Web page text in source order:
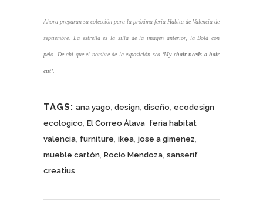
Ahora preparan su colección para la próxima feria Habita de Valencia de
septiembre. La estrella es la silla de la imagen anterior, la Bold con
pelo. De ahí que el nombre de la exposición sea‘My chair needs a hair
cut’
TAGS: ana yago design diseño ecodesign
ecologico El Correo Álava feria habitat
valencia furniture ikea jose a gimenez
mueble cartón Rocío Mendoza sanserif
creatius